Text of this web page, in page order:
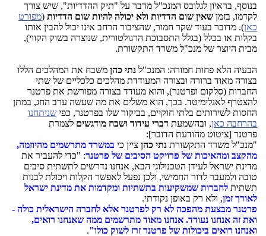
בנוסף, בראיון לגלובס המנכ"ל מדבר על "תיק ההדדיות", שיש צורך
לקדמו, בזמן שאין שום הדדיות ולא יכולה להיות שום הדדיות (מפורט
כאן). מדובר בעוד שקר חמור, שהציבור הרחב אינו יכול להבין אותו
בקלות או בכלל (בגלל התסבוכת הרגולטורית, שנוצרה בשוק הקווי),
מבית היוצר של מנכ"ל משרד התקשורת.
הבעיה הלא פחות חמורה: המנכ"ל נתי כהן משבח את המהלכים הללו
בצורה מאוד ברורה ובצורה המעודדת מהלכים כלכליים של שתי
החברות (סלקום ופרטנר), והוא מעודד בצורה מפורשת את פרטנר
להצטרף לאנלימיטד. בכך, הוא משלים את מה שעשה ערב החג, במתן
החסות לשירותים בלתי חוקיים, בביקור שלו בפרטנר, כפי שניתחנו
בהרחבה כאן, ובהשמעת דברי עידוד ושבח מודגשים לצמרת
פרטנר [ציטוט מהודעת הדובר]:
"מנכ"ל משרד התקשורת נתי כהן ציין כי במשרד מתרשמים מהיוזמה,
מהקצב ומהאיכות של פרויקט הסיבים של פרטנר: "כדי להעביר את
מדינת ישראל לעידן הטכנולוגי הבא, אנחנו נדרשים לתשתית סיבים
טובה ולמעבר לדור החמישי, ולכן נפעל לאפשר הקלות ויכולת לבנות
תשתית לחברות שמשקיעות בתשתיות ומקדמות את מדינת ישראל
לאורך זמן, ולא רק באופן נקודתי.
פרטנר מבצעת מהפכה לא רק לפרטנר אלא לחברה הישראלית כולה -
ואת זה אנחנו נעודד. אנחנו מאוד מתרשמים ממה שאנחנו רואים,
ואנחנו רואים ביכולות של פרטנר זרז לשוק כולו".